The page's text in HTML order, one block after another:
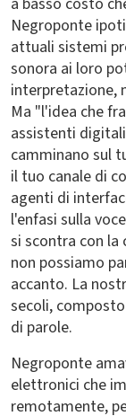
Negroponte
attuali sistemi
sonora ai loro
interpretazione,
Ma "l'idea che
assistenti
camminano sul
il tuo canale di
agenti di
l'enfasi sulla
si scontra con
non possiamo
accanto. La
secoli,
di parole.
Negroponte
elettronici che
remotamente,